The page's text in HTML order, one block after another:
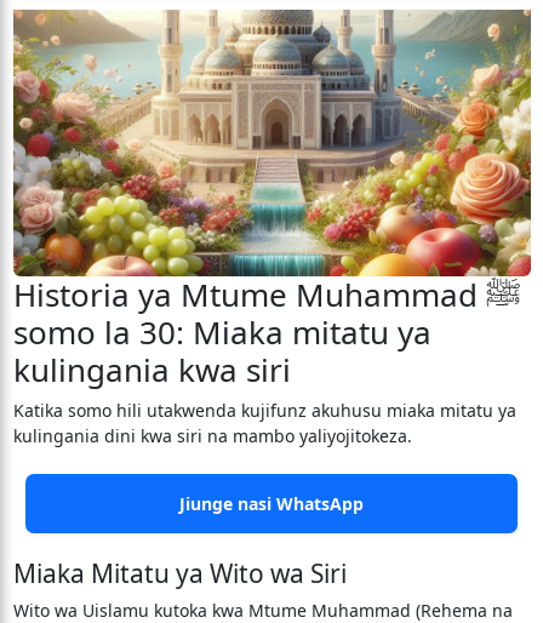
Historia ya Mtume Muhammad ﷺ
somo la 30: Miaka mitatu ya
kulingania kwa siri
Katika somo hili utakwenda kujifunz akuhusu miaka mitatu ya
kulingania dini kwa siri na mambo yaliyojitokeza.
Jiunge nasi WhatsApp
Miaka Mitatu ya Wito wa Siri
Wito wa Uislamu kutoka kwa Mtume Muhammad (Rehema na